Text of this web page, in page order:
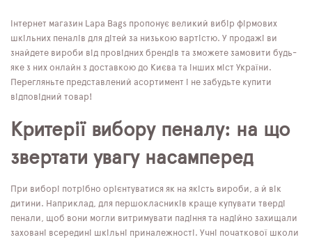
Інтернет магазин Lapa Bags пропонує великий вибір фірмових
шкільних пеналів для дітей за низькою вартістю. У продажі ви
знайдете вироби від провідних брендів та зможете замовити будь-
яке з них онлайн з доставкою до Києва та інших міст України.
Перегляньте представлений асортимент і не забудьте купити
відповідний товар!
Критерії вибору пеналу: на що
звертати увагу насамперед
При виборі потрібно орієнтуватися як на якість вироби, а й вік
дитини. Наприклад, для першокласників краще купувати тверді
пенали, щоб вони могли витримувати падіння та надійно захищали
заховані всередині шкільні приналежності. Учні початкової школи